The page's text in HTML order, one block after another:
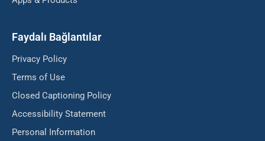
Faydalı Bağlantılar
Privacy Policy
Terms of Use
Closed Captioning Policy
Accessibility Statement
Personal Information